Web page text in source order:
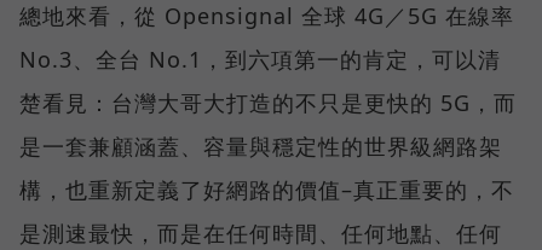
總地來看，從 Opensignal 全球 4G／5G 在線率
No.3、全台 No.1，到六項第一的肯定，可以清
楚看見：台灣大哥大打造的不只是更快的 5G，而
是一套兼顧涵蓋、容量與穩定性的世界級網路架
構，也重新定義了好網路的價值–真正重要的，不
是測速最快，而是在任何時間、任何地點、任何